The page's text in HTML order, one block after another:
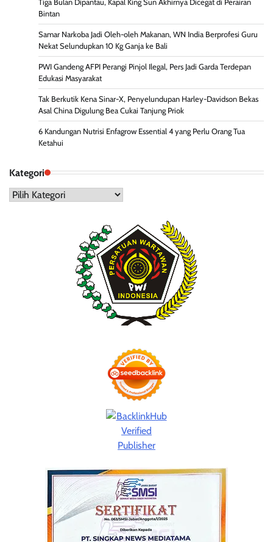
Tiga Bulan Dipantau, Kapal King Sun Akhirnya Dicegat di Perairan
Bintan
Samar Narkoba Jadi Oleh-oleh Makanan, WN India Berprofesi Guru
Nekat Selundupkan 10 Kg Ganja ke Bali
PWI Gandeng AFPI Perangi Pinjol Ilegal, Pers Jadi Garda Terdepan
Edukasi Masyarakat
Tak Berkutik Kena Sinar-X, Penyelundupan Harley-Davidson Bekas
Asal China Digulung Bea Cukai Tanjung Priok
6 Kandungan Nutrisi Enfagrow Essential 4 yang Perlu Orang Tua
Ketahui
Kategori
Kategori